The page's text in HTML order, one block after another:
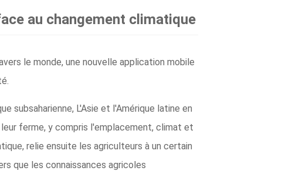
au changement climatique
le monde, une nouvelle application mobile
subsaharienne, L'Asie et l'Amérique latine en
ferme, y compris l'emplacement, climat et
relie ensuite les agriculteurs à un certain
que les connaissances agricoles